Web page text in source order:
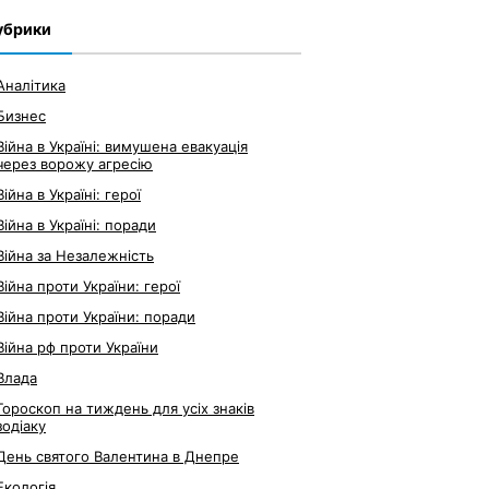
в Україні: вимушена евакуація
ворожу агресію
в Україні: герої
в Україні: поради
за Незалежність
проти України: герої
проти України: поради
рф проти України
на тиждень для усіх знаків
святого Валентина в Днепре